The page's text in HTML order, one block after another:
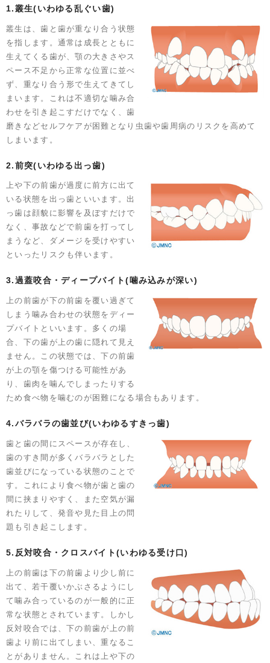
1.叢生(いわゆる乱ぐい歯)
叢生は、歯と歯が重なり合う状態
を指します。通常は成長とともに
生えてくる歯が、顎の大きさやス
ペース不足から正常な位置に並べ
ず、重なり合う形で生えてきてし
まいます。これは不適切な噛み合
わせを引き起こすだけでなく、歯
磨きなどセルフケアが困難となり虫歯や歯周病のリスクを高めて
しまいます。
2.前突(いわゆる出っ歯)
上や下の前歯が過度に前方に出て
いる状態を出っ歯といいます。出
っ歯は顔貌に影響を及ぼすだけで
なく、事故などで前歯を打ってし
まうなど、ダメージを受けやすい
といったリスクも伴います。
3.過蓋咬合・ディープバイト(噛み込みが深い)
上の前歯が下の前歯を覆い過ぎて
しまう噛み合わせの状態をディー
プバイトといいます。多くの場
合、下の歯が上の歯に隠れて見え
ません。この状態では、下の前歯
が上の顎を傷つける可能性があ
り、歯肉を噛んでしまったりする
ため食べ物を噛むのが困難になる場合もあります。
4.バラバラの歯並び(いわゆるすきっ歯)
歯と歯の間にスペースが存在し、
歯のすき間が多くバラバラとした
歯並びになっている状態のことで
す。これにより食べ物が歯と歯の
間に挟まりやすく、また空気が漏
れたりして、発音や見た目上の問
題も引き起こします。
5.反対咬合・クロスバイト(いわゆる受け口)
上の前歯は下の前歯より少し前に
出て、若干覆いかぶさるようにし
て噛み合っているのが一般的に正
常な状態とされています。しかし
反対咬合では、下の前歯が上の前
歯より前に出てしまい、重なるこ
とがありません。これは上や下の